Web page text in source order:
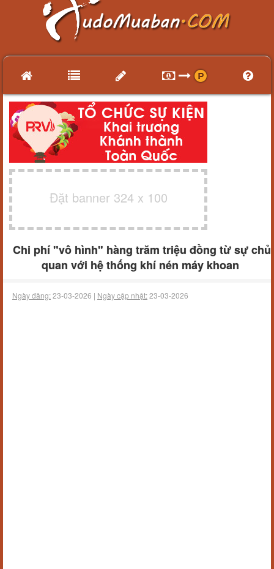
Đặt banner 324 x 100
Chi phí "vô hình" hàng trăm triệu đồng từ sự chủ
quan với hệ thống khí nén máy khoan
Ngày đăng:23-03-2026 | Ngày cập nhật:23-03-2026